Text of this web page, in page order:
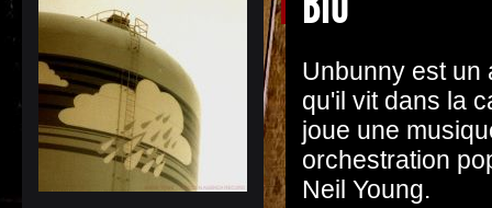
Unbunny est un
qu'il vit dans la
joue une
orchestration
Neil Young.